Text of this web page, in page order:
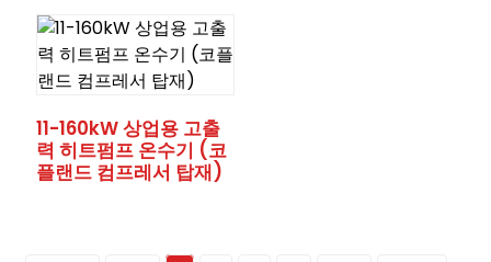
11-160kW 상업용 고출
력 히트펌프 온수기 (코
플랜드 컴프레서 탑재)